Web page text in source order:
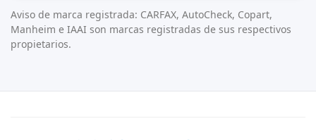
Aviso de marca registrada: CARFAX, AutoCheck, Copart,
Manheim e IAAI son marcas registradas de sus respectivos
propietarios.